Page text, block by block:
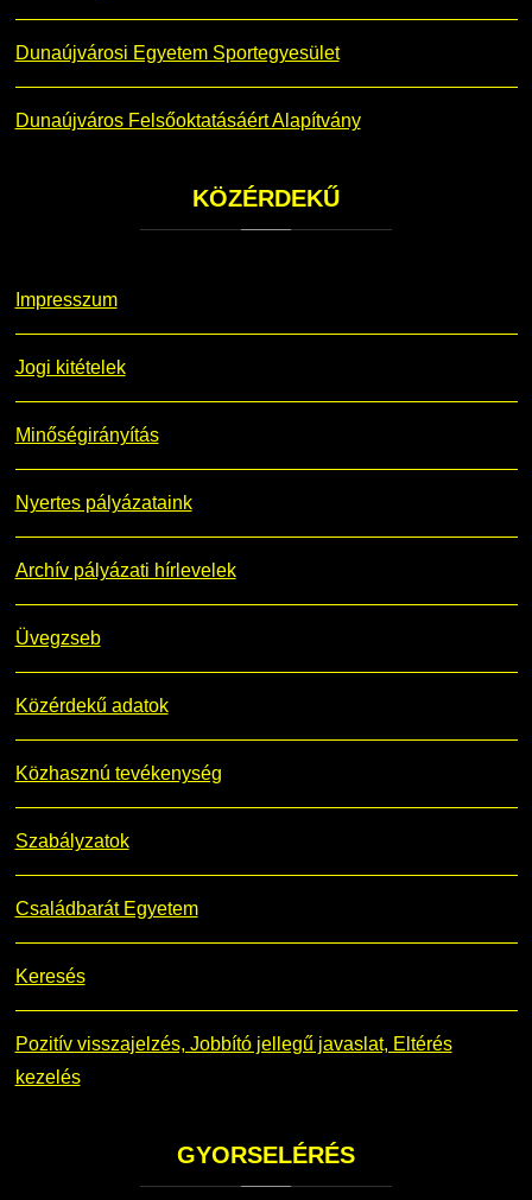
Dunaújvárosi Egyetem Sportegyesület
Dunaújváros Felsőoktatásáért Alapítvány
KÖZÉRDEKŰ
Impresszum
Jogi kitételek
Minőségirányítás
Nyertes pályázataink
Archív pályázati hírlevelek
Üvegzseb
Közérdekű adatok
Közhasznú tevékenység
Szabályzatok
Családbarát Egyetem
Keresés
Pozitív visszajelzés, Jobbító jellegű javaslat, Eltérés
kezelés
GYORSELÉRÉS